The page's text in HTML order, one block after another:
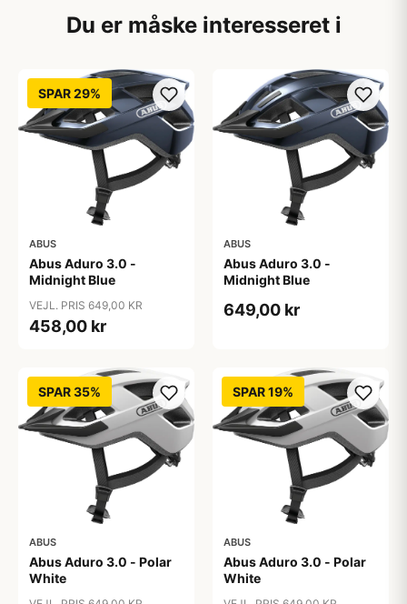
Du er måske interesseret i
SPAR 29%
ABUS
Abus Aduro 3.0 -
Midnight Blue
VEJL. PRIS 649,00 KR
458,00 kr
ABUS
Abus Aduro 3.0 -
Midnight Blue
649,00 kr
SPAR 35%
ABUS
Abus Aduro 3.0 - Polar
White
SPAR 19%
ABUS
Abus Aduro 3.0 - Polar
White